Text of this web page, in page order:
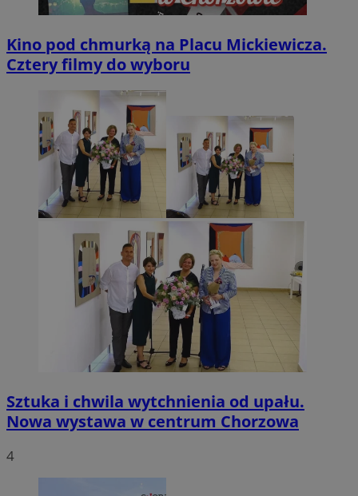
Kino pod chmurką na Placu Mickiewicza.
Cztery filmy do wyboru
Sztuka i chwila wytchnienia od upału.
Nowa wystawa w centrum Chorzowa
4